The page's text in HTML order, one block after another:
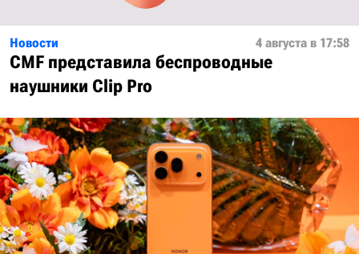
Новости 4 августа в 17:58
CMF представила беспроводные
наушники Clip Pro